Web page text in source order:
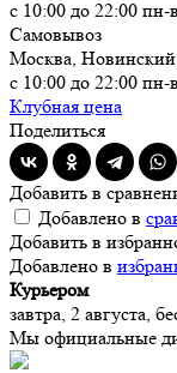
с 10:00 до 22:00 пн-
Самовывоз
Москва,
с 10:00 до 22:00 пн-
Клубная цена
Поделиться
Добавить в
Добавлено в
Добавить в
Добавлено в
Курьером
завтра, 2 августа,
Мы официальные